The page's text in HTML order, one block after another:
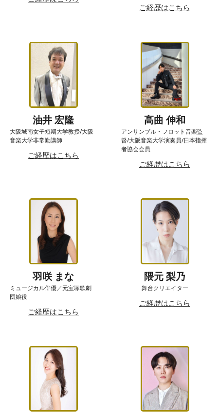
ご経歴はこちら
油井 宏隆
大阪城南女子短期大学教授/大阪
音楽大学非常勤講師
ご経歴はこちら
高曲 伸和
アンサンブル・フロット音楽監
督/大阪音楽大学演奏員/日本指揮
者協会会員
ご経歴はこちら
羽咲 まな
ミュージカル俳優／元宝塚歌劇
団娘役
ご経歴はこちら
隈元 梨乃
舞台クリエイター
ご経歴はこちら